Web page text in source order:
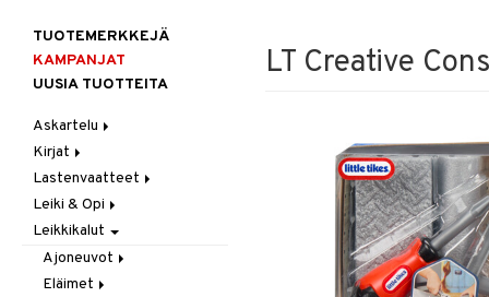
LT Creative
TUOTEMERKKEJÄ
KAMPANJAT
UUSIA TUOTTEITA
Askartelu
Askartelumateriaalit
Askartelusetti
Helmet
Koulutarvikkeet
Muovailuvaha
Piirrä ja maalaa
Kirjat
Askartelukirjat
Maalauskirjat
Päiväkirjat
Lastenvaatteet
Alaosat
Leggingsit
Alusvaatteet & Sukat
Kengät
Mekot
Leiki & Opi
Opetuslelut
Oppimispelit
Soittimet
Leikkikalut
Ajoneuvot
Autoradat
Eläimet